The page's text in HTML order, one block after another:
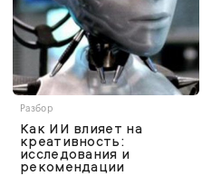
Разбор
Как ИИ влияет на
креативность:
исследования и
рекомендации